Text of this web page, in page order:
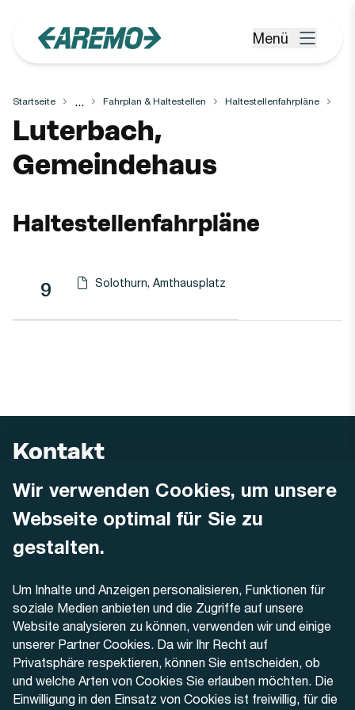
Wir verwenden Cookies, um unsere
Webseite optimal für Sie zu
gestalten.
Um Inhalte und Anzeigen personalisieren, Funktionen für
soziale Medien anbieten und die Zugriffe auf unsere
Website analysieren zu können, verwenden wir und einige
unserer Partner Cookies. Da wir Ihr Recht auf
Privatsphäre respektieren, können Sie entscheiden, ob
und welche Arten von Cookies Sie erlauben möchten. Die
Einwilligung in den Einsatz von Cookies ist freiwillig, für die
Menü öffnen
Menü
Startseite ... Fahrplan & Haltestellen Haltestellenfahrpläne
Haltestelle
Luterbach,
Gemeindehaus
Haltestellenfahrpläne
Linie Richtung
Linie
9 Haltestellen-PDF herunterladen für
Solothurn, Amthausplatz
(Öffnet in einen neuen Tab oder Fenster)
Kontakt
AREMO
Dornacherstrasse 48
4500 Solothurn
+41 32 622 37 22
Kontaktformular